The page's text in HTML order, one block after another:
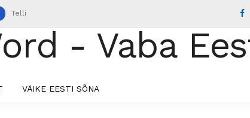
Telli
VÄIKE EESTI SÕNA